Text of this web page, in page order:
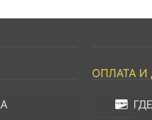
ОПЛАТА И